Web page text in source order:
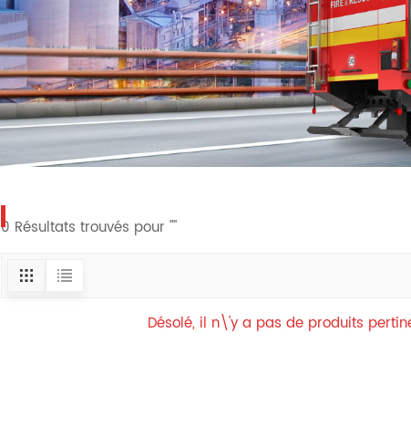
0 Résultats trouvés pour ""
Désolé, il n\'y a pas de produits